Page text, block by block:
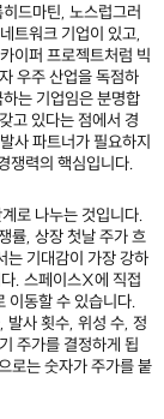
드마틴, 노스럽그러
트워크 기업이 있고,
이퍼 프로젝트처럼 빅
우주 산업을 독점하
는 기업임은 분명합
고 있다는 점에서 경
사 파트너가 필요하지
쟁력의 핵심입니다.
로 나누는 것입니다.
률, 상장 첫날 주가 흐
는 기대감이 가장 강하
. 스페이스X에 직접
이동할 수 있습니다.
발사 횟수, 위성 수, 정
주가를 결정하게 됩
로는 숫자가 주가를 붙